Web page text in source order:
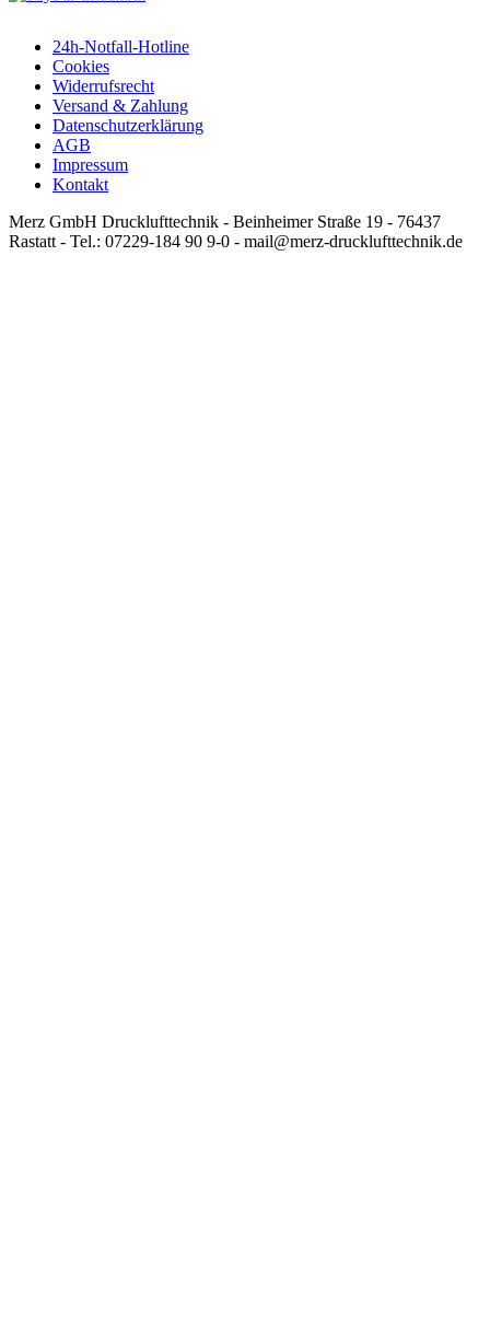
24h-Notfall-Hotline
Cookies
Widerrufsrecht
Versand & Zahlung
Datenschutzerklärung
AGB
Impressum
Kontakt
Merz GmbH Drucklufttechnik - Beinheimer Straße 19 - 76437
Rastatt - Tel.: 07229-184 90 9-0 - mail@merz-drucklufttechnik.de